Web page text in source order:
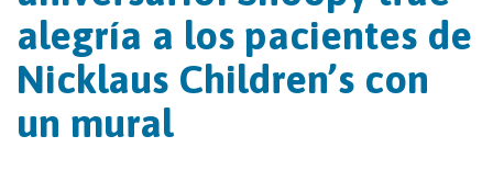
alegría a los pacientes de
Nicklaus Children’s con
un mural